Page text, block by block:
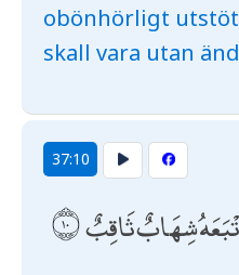
obönhörligt
skall vara utan
37:10
شِهَابٌ ثَاقِبٌ